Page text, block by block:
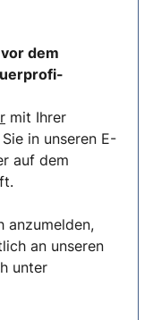
dem
mit Ihrer
in unseren E-
auf dem
anzumelden,
an unseren
unter